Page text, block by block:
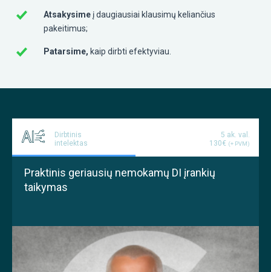
Atsakysime į daugiausiai klausimų keliančius
pakeitimus;
Patarsime, kaip dirbti efektyviau.
Dirbtinis
intelektas
5 ak. val.
130€ (+ PVM)
Praktinis geriausių nemokamų DI įrankių
taikymas